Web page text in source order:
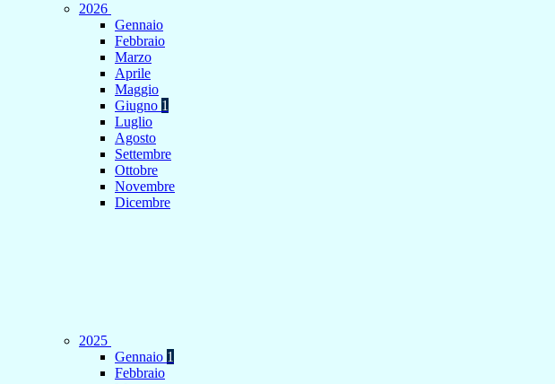
2026
Gennaio
Febbraio
Marzo
Aprile
Maggio
Giugno 1
Luglio
Agosto
Settembre
Ottobre
Novembre
Dicembre
2025
Gennaio 1
Febbraio